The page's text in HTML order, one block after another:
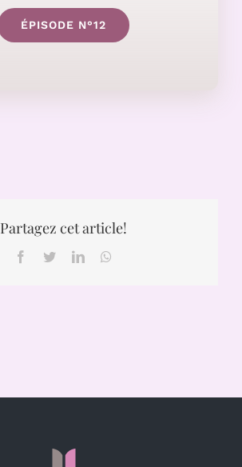
ÉPISODE N°12
Partagez cet article!
Facebook
TwitterLinkedIn